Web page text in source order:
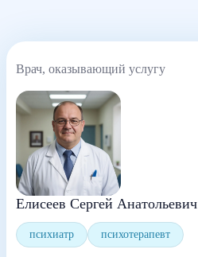
Врач, оказывающий услугу
Елисеев Сергей Анатольевич
психиатр психотерапевт